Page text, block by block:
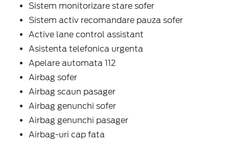
Sistem monitorizare stare sofer
Sistem activ recomandare pauza sofer
Active lane control assistant
Asistenta telefonica urgenta
Apelare automata 112
Airbag sofer
Airbag scaun pasager
Airbag genunchi sofer
Airbag genunchi pasager
Airbag-uri cap fata